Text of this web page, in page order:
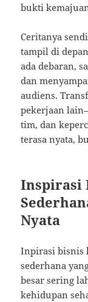
bukti
Ceritanya
tampil di
ada debaran,
dan
audiens.
pekerjaan
tim, dan
terasa nyata,
Inspirasi
Nyata
Inpirasi bisnis
sederhana
besar sering
kehidupan